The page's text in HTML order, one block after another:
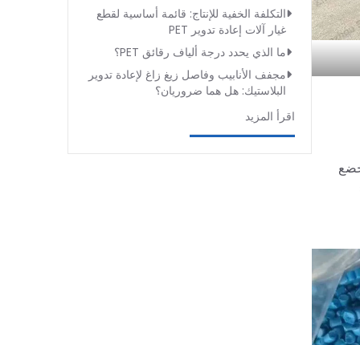
التكلفة الخفية للإنتاج: قائمة أساسية لقطع
غيار آلات إعادة تدوير PET
ما الذي يحدد درجة ألياف رقائق PET؟
مجفف الأنابيب وفاصل زيغ زاغ لإعادة تدوير
البلاستيك: هل هما ضروريان؟
اقرأ المزيد